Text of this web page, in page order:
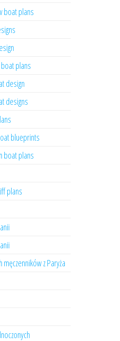
boat plans
plans
design
designs
blueprints
boat plans
plans
męczenników z Paryża